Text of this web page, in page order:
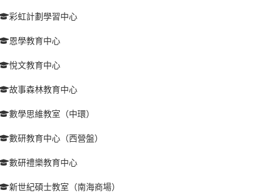
彩虹計劃學習中心
恩學教育中心
悅文教育中心
故事森林教育中心
數學思維教室（中環）
數研教育中心（西營盤）
數研禮樂教育中心
新世紀碩士教室（南海商場）